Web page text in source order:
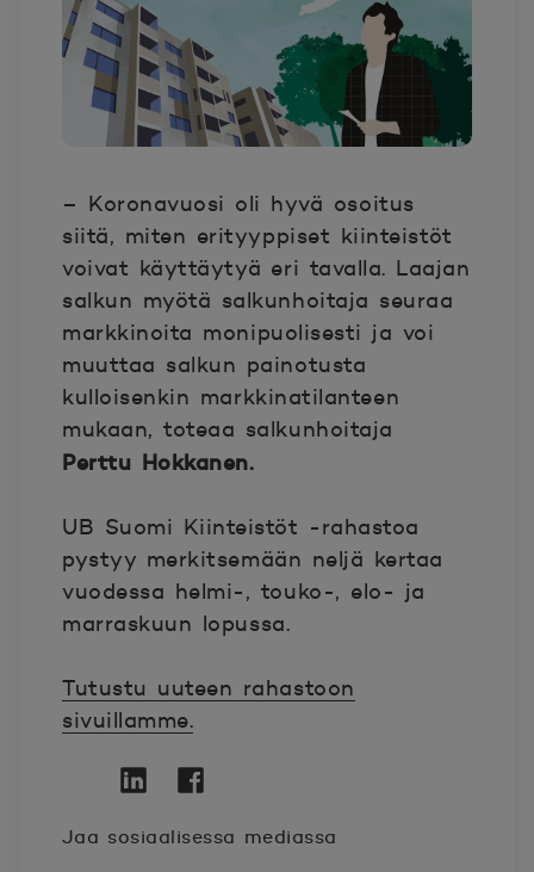
– Koronavuosi oli hyvä osoitus
siitä, miten erityyppiset kiinteistöt
voivat käyttäytyä eri tavalla. Laajan
salkun myötä salkunhoitaja seuraa
markkinoita monipuolisesti ja voi
muuttaa salkun painotusta
kulloisenkin markkinatilanteen
mukaan, toteaa salkunhoitaja
Perttu Hokkanen.
UB Suomi Kiinteistöt -rahastoa
pystyy merkitsemään neljä kertaa
vuodessa helmi-, touko-, elo- ja
marraskuun lopussa.
Tutustu uuteen rahastoon
sivuillamme.
Jaa sosiaalisessa mediassa